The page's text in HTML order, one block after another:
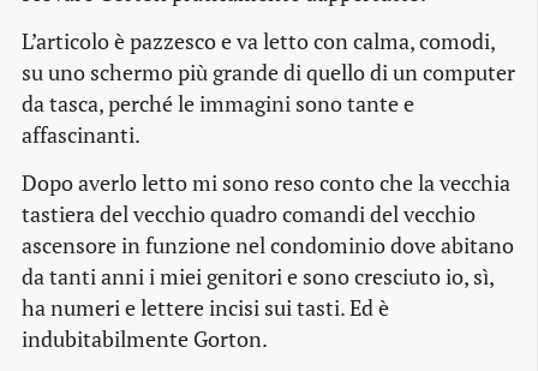
L’articolo è pazzesco e va letto con calma, comodi,
su uno schermo più grande di quello di un computer
da tasca, perché le immagini sono tante e
affascinanti.
Dopo averlo letto mi sono reso conto che la vecchia
tastiera del vecchio quadro comandi del vecchio
ascensore in funzione nel condominio dove abitano
da tanti anni i miei genitori e sono cresciuto io, sì,
ha numeri e lettere incisi sui tasti. Ed è
indubitabilmente Gorton.